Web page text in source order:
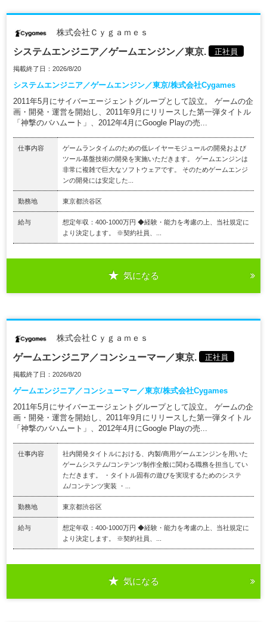
株式会社Ｃｙｇａｍｅｓ
システムエンジニア／ゲームエンジン／東京. 正社員
掲載終了日：2026/8/20
システムエンジニア／ゲームエンジン／東京/株式会社Cygames
2011年5月にサイバーエージェントグループとして設立。 ゲームの企
画・開発・運営を開始し、2011年9月にリリースした第一弾タイトル
「神撃のバハムート」、2012年4月にGoogle Playの売...
仕事内容
ゲームランタイムのための低レイヤーモジュールの開発および
ツール基盤技術の開発を実施いただきます。 ゲームエンジンは
非常に複雑で巨大なソフトウェアです。 そのためゲームエンジ
ンの開発には安定した...
勤務地 東京都渋谷区
給与
想定年収：400-1000万円 ◆経験・能力を考慮の上、当社規定に
より決定します。 ※契約社員、...
気になる
株式会社Ｃｙｇａｍｅｓ
ゲームエンジニア／コンシューマー／東京. 正社員
掲載終了日：2026/8/20
ゲームエンジニア／コンシューマー／東京/株式会社Cygames
2011年5月にサイバーエージェントグループとして設立。 ゲームの企
画・開発・運営を開始し、2011年9月にリリースした第一弾タイトル
「神撃のバハムート」、2012年4月にGoogle Playの売...
仕事内容
社内開発タイトルにおける、内製/商用ゲームエンジンを用いた
ゲームシステム/コンテンツ制作全般に関わる職務を担当してい
ただきます。 ・タイトル固有の遊びを実現するためのシステ
ム/コンテンツ実装 ・...
勤務地 東京都渋谷区
給与
想定年収：400-1000万円 ◆経験・能力を考慮の上、当社規定に
より決定します。 ※契約社員、...
気になる